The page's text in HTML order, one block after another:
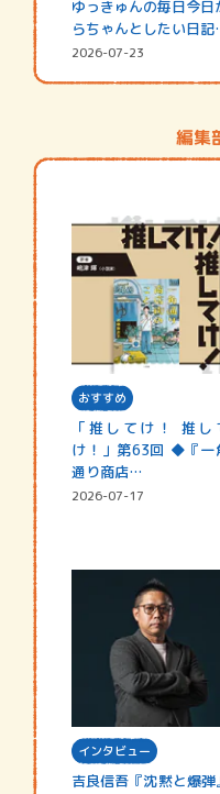
ゆっきゅんの毎日今日
らちゃんとしたい日
☆202…
2026-07-23
編集
おすすめ
「推してけ！ 推し
け！」第63回 ◆『一
通り商店…
2026-07-17
インタビュー
吉良信吾『沈黙と爆弾